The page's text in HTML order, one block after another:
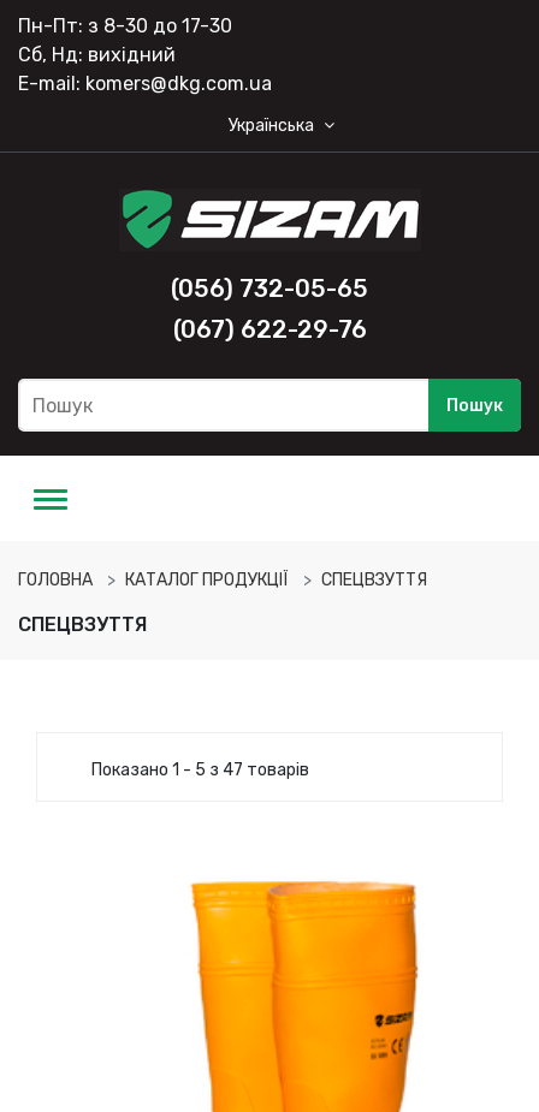
Пн-Пт: з 8-30 до 17-30
Сб, Нд: вихідний
E-mail: komers@dkg.com.ua
Українська
Пошук
(056) 732-05-65
(067) 622-29-76
ГОЛОВНА КАТАЛОГ ПРОДУКЦІЇ СПЕЦВЗУТТЯ
СПЕЦВЗУТТЯ
Показано 1 - 5 з 47 товарів